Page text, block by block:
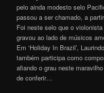
pelo ainda modesto selo
passou a ser chamado, a
Foi neste selo que o
gravou ao lado de músicos
Em ‘Holiday In Brazil’,
também participa como
afiando o grau neste
de conferir…